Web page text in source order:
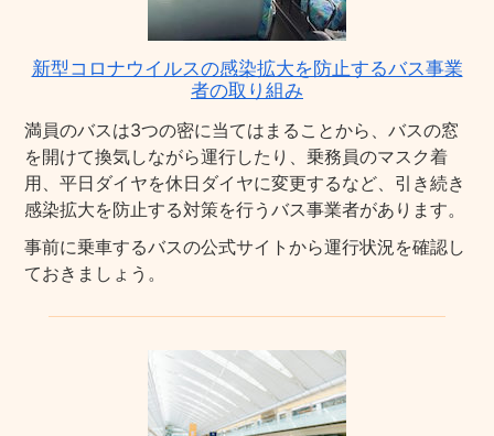
新型コロナウイルスの感染拡大を防止するバス事業
者の取り組み
満員のバスは3つの密に当てはまることから、バスの窓
を開けて換気しながら運行したり、乗務員のマスク着
用、平日ダイヤを休日ダイヤに変更するなど、引き続き
感染拡大を防止する対策を行うバス事業者があります。
事前に乗車するバスの公式サイトから運行状況を確認し
ておきましょう。